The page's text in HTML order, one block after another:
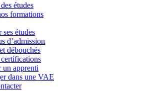
études
formations
ses études
d’admission
débouchés
un apprenti
dans une VAE